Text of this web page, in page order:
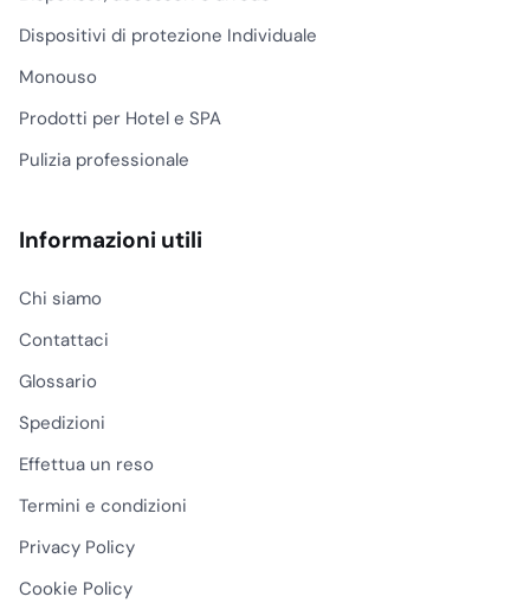
Spedizioni rapide:
disponibilità
immediata dei
professionale:
per guidarti nella
più adatte alle tue
esigenze.
Scegli Superpack su
Gevenit per garantire
confezionamento
alimentare di qualità,
ideali per il tuo business
Dispositivi di protezione Individuale
Monouso
Prodotti per Hotel e SPA
Pulizia professionale
Informazioni utili
Chi siamo
Contattaci
Glossario
Spedizioni
Effettua un reso
Termini e condizioni
Privacy Policy
Cookie Policy